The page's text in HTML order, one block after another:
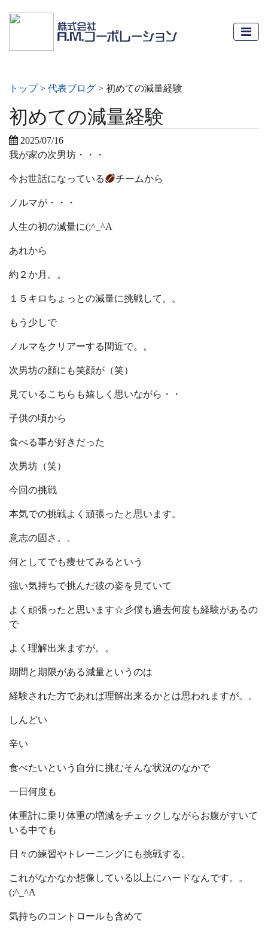
トップ> 代表ブログ > 初めての減量経験
初めての減量経験
2025/07/16
我が家の次男坊・・・
今お世話になっている チームから
ノルマが・・・
人生の初の減量に(;^_^A
あれから
約２か月。。
１５キロちょっとの減量に挑戦して。。
もう少しで
ノルマをクリアーする間近で。。
次男坊の顔にも笑顔が（笑）
見ているこちらも嬉しく思いながら・・
子供の頃から
食べる事が好きだった
次男坊（笑）
今回の挑戦
本気での挑戦よく頑張ったと思います。
意志の固さ。。
何としてでも痩せてみるという
強い気持ちで挑んだ彼の姿を見ていて
よく頑張ったと思います☆彡僕も過去何度も経験があるの
で
よく理解出来ますが。。
期間と期限がある減量というのは
経験された方であれば理解出来るかとは思われますが。。
しんどい
辛い
食べたいという自分に挑むそんな状況のなかで
一日何度も
体重計に乗り体重の増減をチェックしながらお腹がすいて
いる中でも
日々の練習やトレーニングにも挑戦する。
これがなかなか想像している以上にハードなんです。。
(;^_^A
気持ちのコントロールも含めて